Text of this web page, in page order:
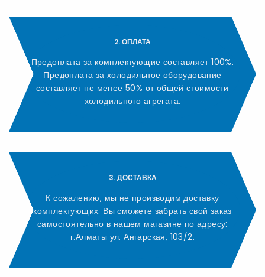
2. ОПЛАТА
Предоплата за комплектующие составляет 100%.
Предоплата за холодильное оборудование
составляет не менее 50% от общей стоимости
холодильного агрегата.
3. ДОСТАВКА
К сожалению, мы не производим доставку
комплектующих. Вы сможете забрать свой заказ
самостоятельно в нашем магазине по адресу:
г.Алматы ул. Ангарская, 103/2.